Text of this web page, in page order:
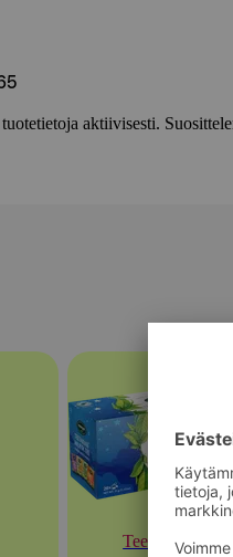
aktiivisesti.
Teet